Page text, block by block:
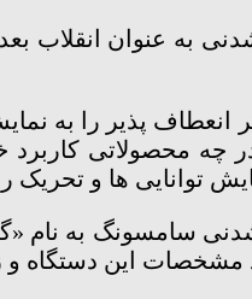
عنوان انقلاب
انعطاف پذیر را
محصولاتی کاربرد
ها و تحریک
این دستگاه و